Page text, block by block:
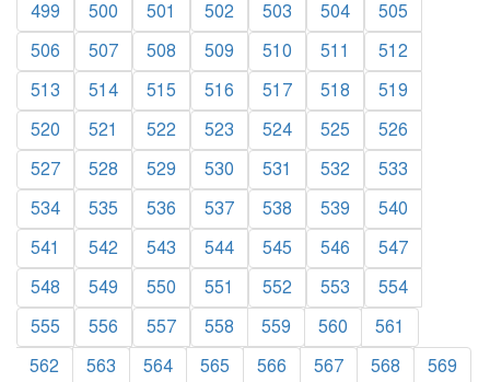
499 500 501 502 503 504
505
506
507 508 509 510 511
512
513
514 515 516 517 518
519
520
521 522 523 524 525
526
527
528 529 530 531 532
533
534
535 536 537 538 539
540
541
542 543 544 545 546
547
548
549 550 551 552 553
554
555
556 557 558 559 560
561
562
563 564 565 566 567 568
569